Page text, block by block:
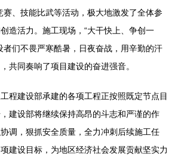
赛、技能比武等活动，极大地激发了全体参
造活力。施工现场，“大干快上、争创一
者们不畏严寒酷暑，日夜奋战，用辛勤的汗
共同奏响了项目建设的奋进强音。
程建设部承建的各项工程正按照既定节点目
建设部将继续保持高昂的斗志和严谨的作
调，狠抓安全质量，全力冲刺后续施工任
建设目标，为地区经济社会发展贡献坚实力